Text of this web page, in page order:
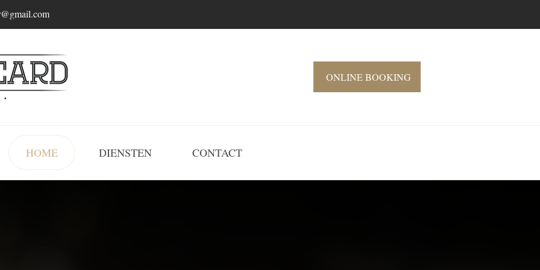
ONLINE BOOKING
HOME DIENSTEN CONTACT